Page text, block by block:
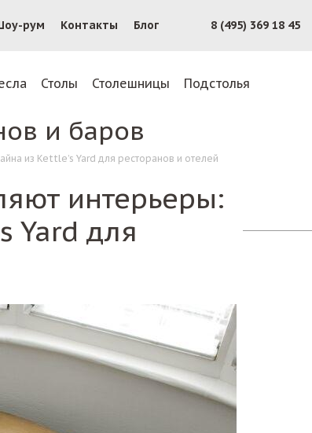
рум Контакты Блог 8 (495) 369 18 45
Столы Столешницы Подстолья
и баров
из Kettle’s Yard для ресторанов и отелей
интерьеры:
Yard для